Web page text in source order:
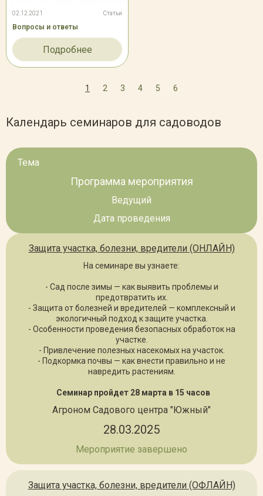
02.12.2021 Статьи
Вопросы и ответы
Подробнее
1 2 3 4 5 6
Календарь семинаров для садоводов
Тема
Программа мероприятия
Ведущий
Дата проведения
Защита участка, болезни, вредители (ОНЛАЙН)
На семинаре вы узнаете:
- Сад после зимы — как выявить проблемы и
предотвратить их.
- Защита от болезней и вредителей — комплексный и
экологичный подход к защите участка.
- Особенности проведения безопасных обработок на
участке.
- Привлечение полезных насекомых на участок.
- Подкормка почвы — как внести правильно и не
навредить растениям.
Семинар пройдет 28 марта в 15 часов
Агроном Садового центра "Южный"
28.03.2025
Мероприятие завершено
Защита участка, болезни, вредители (ОФЛАЙН)